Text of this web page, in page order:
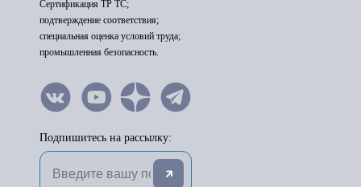
Сертификация ТР ТС;
подтверждение соответствия;
специальная оценка условий труда;
промышленная безопасность.
Подпишитесь на рассылку: